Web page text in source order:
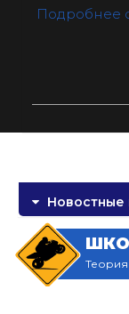
Подробнее
Новостные